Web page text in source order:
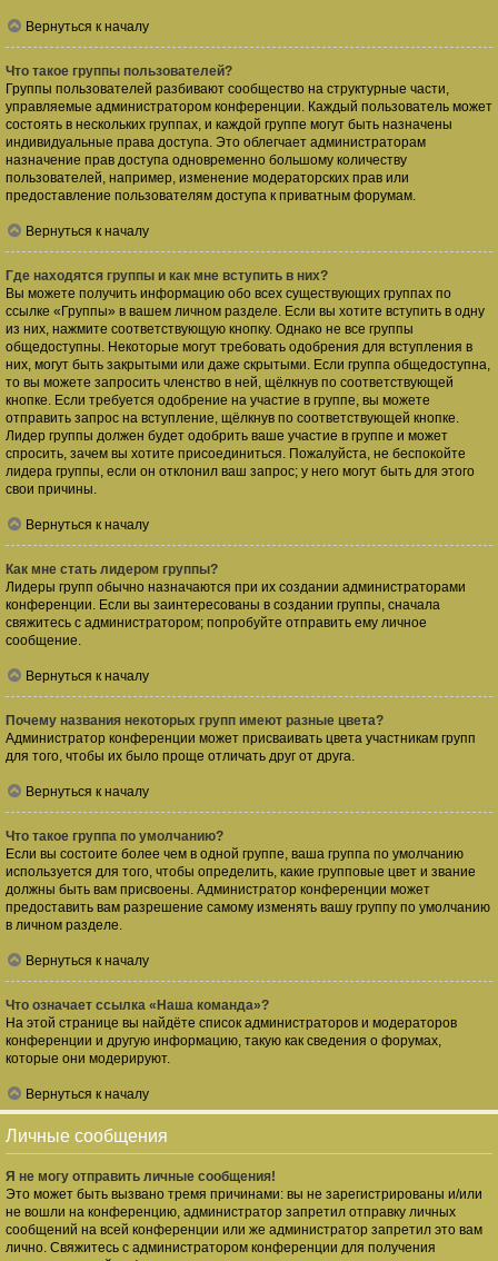
Вернуться к началу
Что такое группы пользователей?
Группы пользователей разбивают сообщество на структурные части,
управляемые администратором конференции. Каждый пользователь может
состоять в нескольких группах, и каждой группе могут быть назначены
индивидуальные права доступа. Это облегчает администраторам
назначение прав доступа одновременно большому количеству
пользователей, например, изменение модераторских прав или
предоставление пользователям доступа к приватным форумам.
Вернуться к началу
Где находятся группы и как мне вступить в них?
Вы можете получить информацию обо всех существующих группах по
ссылке «Группы» в вашем личном разделе. Если вы хотите вступить в одну
из них, нажмите соответствующую кнопку. Однако не все группы
общедоступны. Некоторые могут требовать одобрения для вступления в
них, могут быть закрытыми или даже скрытыми. Если группа общедоступна,
то вы можете запросить членство в ней, щёлкнув по соответствующей
кнопке. Если требуется одобрение на участие в группе, вы можете
отправить запрос на вступление, щёлкнув по соответствующей кнопке.
Лидер группы должен будет одобрить ваше участие в группе и может
спросить, зачем вы хотите присоединиться. Пожалуйста, не беспокойте
лидера группы, если он отклонил ваш запрос; у него могут быть для этого
свои причины.
Вернуться к началу
Как мне стать лидером группы?
Лидеры групп обычно назначаются при их создании администраторами
конференции. Если вы заинтересованы в создании группы, сначала
свяжитесь с администратором; попробуйте отправить ему личное
сообщение.
Вернуться к началу
Почему названия некоторых групп имеют разные цвета?
Администратор конференции может присваивать цвета участникам групп
для того, чтобы их было проще отличать друг от друга.
Вернуться к началу
Что такое группа по умолчанию?
Если вы состоите более чем в одной группе, ваша группа по умолчанию
используется для того, чтобы определить, какие групповые цвет и звание
должны быть вам присвоены. Администратор конференции может
предоставить вам разрешение самому изменять вашу группу по умолчанию
в личном разделе.
Вернуться к началу
Что означает ссылка «Наша команда»?
На этой странице вы найдёте список администраторов и модераторов
конференции и другую информацию, такую как сведения о форумах,
которые они модерируют.
Вернуться к началу
Личные сообщения
Я не могу отправить личные сообщения!
Это может быть вызвано тремя причинами: вы не зарегистрированы и/или
не вошли на конференцию, администратор запретил отправку личных
сообщений на всей конференции или же администратор запретил это вам
лично. Свяжитесь с администратором конференции для получения